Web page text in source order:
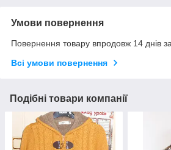
Умови повернення
Повернення товару впродовж 14 днів
Всі умови повернення
Подібні товари компанії